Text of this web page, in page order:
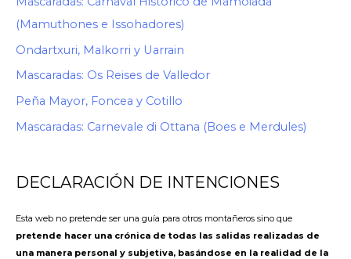
(Mamuthones e Issohadores)
Ondartxuri, Malkorri y Uarrain
Mascaradas: Os Reises de Valledor
Peña Mayor, Foncea y Cotillo
Mascaradas: Carnevale di Ottana (Boes e Merdules)
DECLARACIÓN DE INTENCIONES
Esta web no pretende ser una guía para otros montañeros sino que
pretende hacer una crónica de todas las salidas realizadas de
una manera personal y subjetiva, basándose en la realidad de la